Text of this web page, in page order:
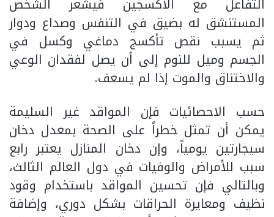
المستنشق له بضيق في التنفس وصداع ودوار
ثم يسبب نقص تأكسج دماغي وكسل في
الجسم وميل للنوم إلى أن يصل لفقدان الوعي
والاختناق والموت إذا لم يسعف.
حسب الاحصائيات فإن المواقد غير السليمة
يمكن أن تمثل خطراً على الصحة بمعدل دخان
سيجارتين يومياً، وإن دخان المنازل يعتبر رابع
سبب للأمراض والوفيات في دول العالم الثالث،
وبالتالي فإن تحسين المواقد باستخدام وقود
نظيف ومعايرة الحراقات بشكل دوري، وإضافة